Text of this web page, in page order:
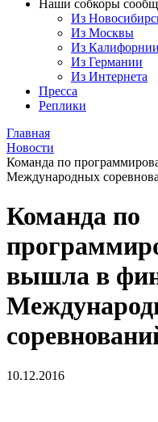
Наши собкоры
Из
Из Москвы
Из Калифорнии
Из Германии
Из Интернета
Пресса
Реплики
Главная
Новости
Команда по
Международных
Команда по
вышла в
10.12.2016